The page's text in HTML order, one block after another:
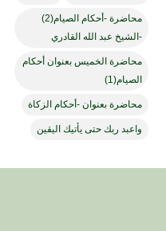
محاضرة -أحكام الصيام(2)
-الشيخ عبد الله القادري
محاضرة الخميس بعنوان أحكام
الصيام(1)
محاضرة بعنوان -أحكام الزكاة
واعبد ربك حتى يأتيك اليقين